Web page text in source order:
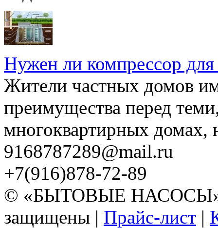
Нужен ли компрессор для
Жители частных домов
преимущества перед
многоквартирных домах,
9168787289@mail.ru
+7(916)878-72-89
© «БЫТОВЫЕ НАСОСЫ»
защищены | Прайс-лист |